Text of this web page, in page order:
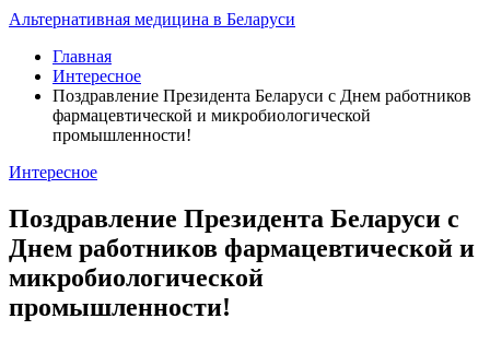
Альтернативная медицина в Беларуси
Главная
Интересное
Поздравление Президента Беларуси с Днем работников
фармацевтической и микробиологической
промышленности!
Интересное
Поздравление Президента Беларуси с
Днем работников фармацевтической и
микробиологической
промышленности!